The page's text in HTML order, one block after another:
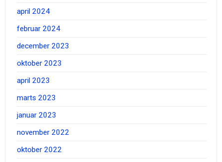
april 2024
februar 2024
december 2023
oktober 2023
april 2023
marts 2023
januar 2023
november 2022
oktober 2022